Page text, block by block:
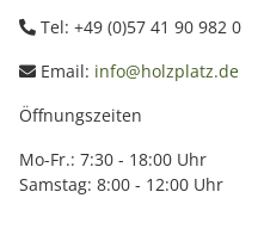
Tel: +49 (0)57 41 90 982 0
Email: info@holzplatz.de
Öffnungszeiten
Mo-Fr.: 7:30 - 18:00 Uhr
Samstag: 8:00 - 12:00 Uhr